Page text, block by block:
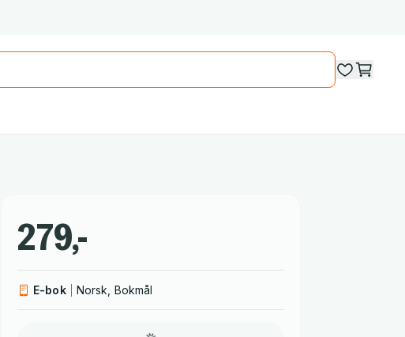
279,-
E-bok Norsk, Bokmål